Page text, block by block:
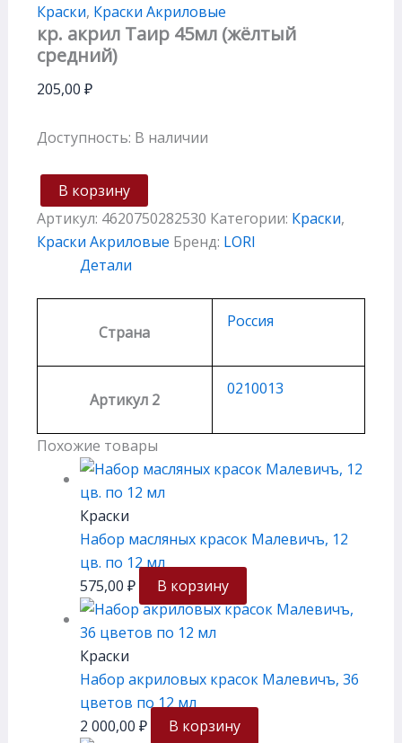
Краски, Краски Акриловые
кр. акрил Таир 45мл (жёлтый
средний)
205,00 ₽
Доступность: В наличии
В корзину
Артикул: 4620750282530 Категории: Краски,
Краски Акриловые Бренд: LORI
Детали
Страна
Россия
Артикул 2
0210013
Похожие товары
Краски
Набор масляных красок Малевичъ, 12
цв. по 12 мл
575,00 ₽ В корзину
Краски
Набор акриловых красок Малевичъ, 36
цветов по 12 мл
2 000,00 ₽ В корзину